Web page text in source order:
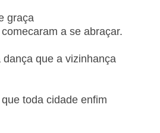
graça
a se abraçar.
que a vizinhança
toda cidade enfim